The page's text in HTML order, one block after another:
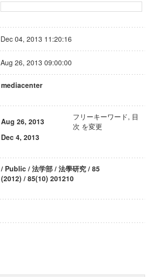
Dec 04, 2013 11:20:16
Aug 26, 2013 09:00:00
mediacenter
Aug 26, 2013
フリーキーワード, 目
次 を変更
Dec 4, 2013
/ Public / 法学部 / 法學研究 / 85
(2012) / 85(10) 201210